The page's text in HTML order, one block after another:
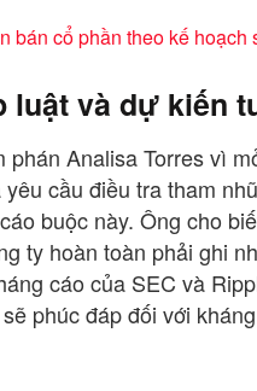
bán cổ phần theo kế hoạch
luật và dự kiến
Analisa Torres vì
cầu điều tra tham
buộc này. Ông cho
ty hoàn toàn phải ghi
cáo của SEC và
phúc đáp đối với